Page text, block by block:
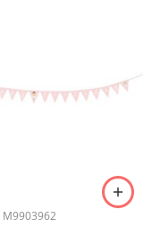
M9903962